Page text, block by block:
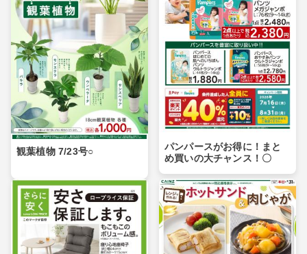
観葉植物 7/23号○
パンパースがお得に！まと
め買いの大チャンス！〇